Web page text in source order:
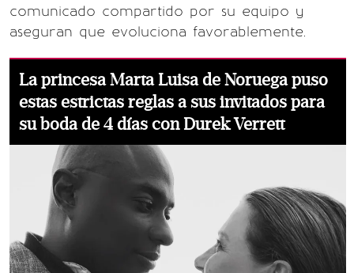
comunicado compartido por su equipo y
aseguran que evoluciona favorablemente.
La princesa Marta Luisa de Noruega puso
estas estrictas reglas a sus invitados para
su boda de 4 días con Durek Verrett